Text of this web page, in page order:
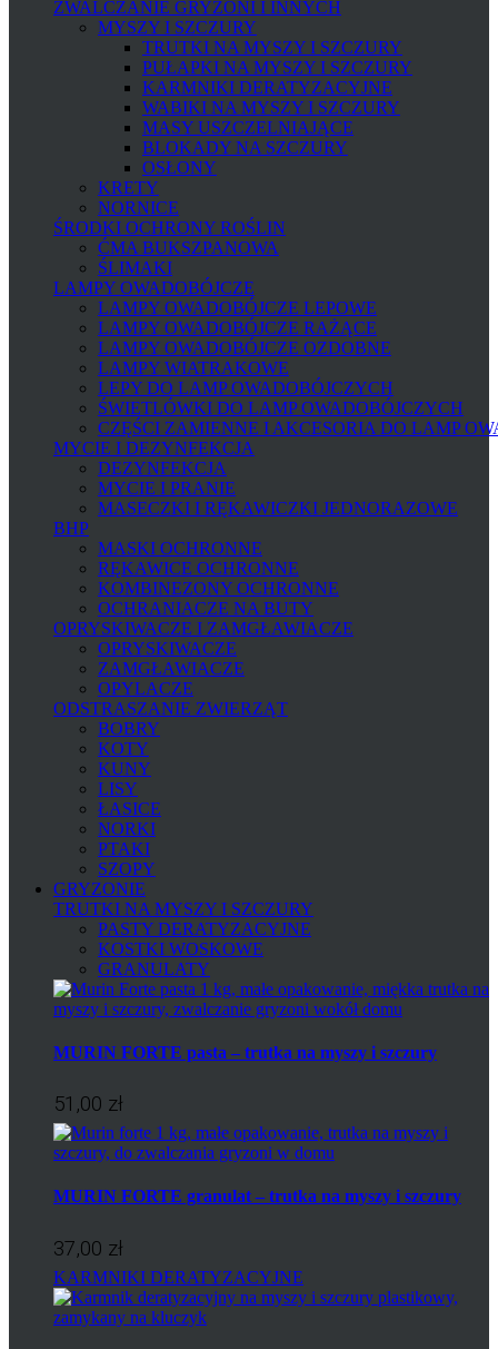
ZWALCZANIE GRYZONI I INNYCH
MYSZY I SZCZURY
TRUTKI NA MYSZY I SZCZURY
PUŁAPKI NA MYSZY I SZCZURY
KARMNIKI DERATYZACYJNE
WABIKI NA MYSZY I SZCZURY
MASY USZCZELNIAJĄCE
BLOKADY NA SZCZURY
OSŁONY
KRETY
NORNICE
ŚRODKI OCHRONY ROŚLIN
ĆMA BUKSZPANOWA
ŚLIMAKI
LAMPY OWADOBÓJCZE
LAMPY OWADOBÓJCZE LEPOWE
LAMPY OWADOBÓJCZE RAŻĄCE
LAMPY OWADOBÓJCZE OZDOBNE
LAMPY WIATRAKOWE
LEPY DO LAMP OWADOBÓJCZYCH
ŚWIETLÓWKI DO LAMP OWADOBÓJCZYCH
CZĘŚCI ZAMIENNE I AKCESORIA DO LAMP
MYCIE I DEZYNFEKCJA
DEZYNFEKCJA
MYCIE I PRANIE
MASECZKI I RĘKAWICZKI JEDNORAZOWE
BHP
MASKI OCHRONNE
RĘKAWICE OCHRONNE
KOMBINEZONY OCHRONNE
OCHRANIACZE NA BUTY
OPRYSKIWACZE I ZAMGŁAWIACZE
OPRYSKIWACZE
ZAMGŁAWIACZE
OPYLACZE
ODSTRASZANIE ZWIERZĄT
BOBRY
KOTY
KUNY
LISY
ŁASICE
NORKI
PTAKI
SZOPY
GRYZONIE
TRUTKI NA MYSZY I SZCZURY
PASTY DERATYZACYJNE
KOSTKI WOSKOWE
GRANULATY
MURIN FORTE pasta – trutka na myszy i szczury
51,00 zł
MURIN FORTE granulat – trutka na myszy i szczury
37,00 zł
KARMNIKI DERATYZACYJNE